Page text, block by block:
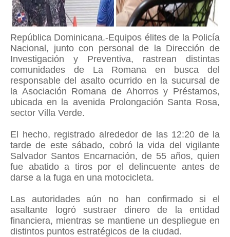
República Dominicana.-Equipos élites de la Policía
Nacional, junto con personal de la Dirección de
Investigación y Preventiva, rastrean distintas
comunidades de La Romana en busca del
responsable del asalto ocurrido en la sucursal de
la Asociación Romana de Ahorros y Préstamos,
ubicada en la avenida Prolongación Santa Rosa,
sector Villa Verde.
El hecho, registrado alrededor de las 12:20 de la
tarde de este sábado, cobró la vida del vigilante
Salvador Santos Encarnación, de 55 años, quien
fue abatido a tiros por el delincuente antes de
darse a la fuga en una motocicleta.
Las autoridades aún no han confirmado si el
asaltante logró sustraer dinero de la entidad
financiera, mientras se mantiene un despliegue en
distintos puntos estratégicos de la ciudad.